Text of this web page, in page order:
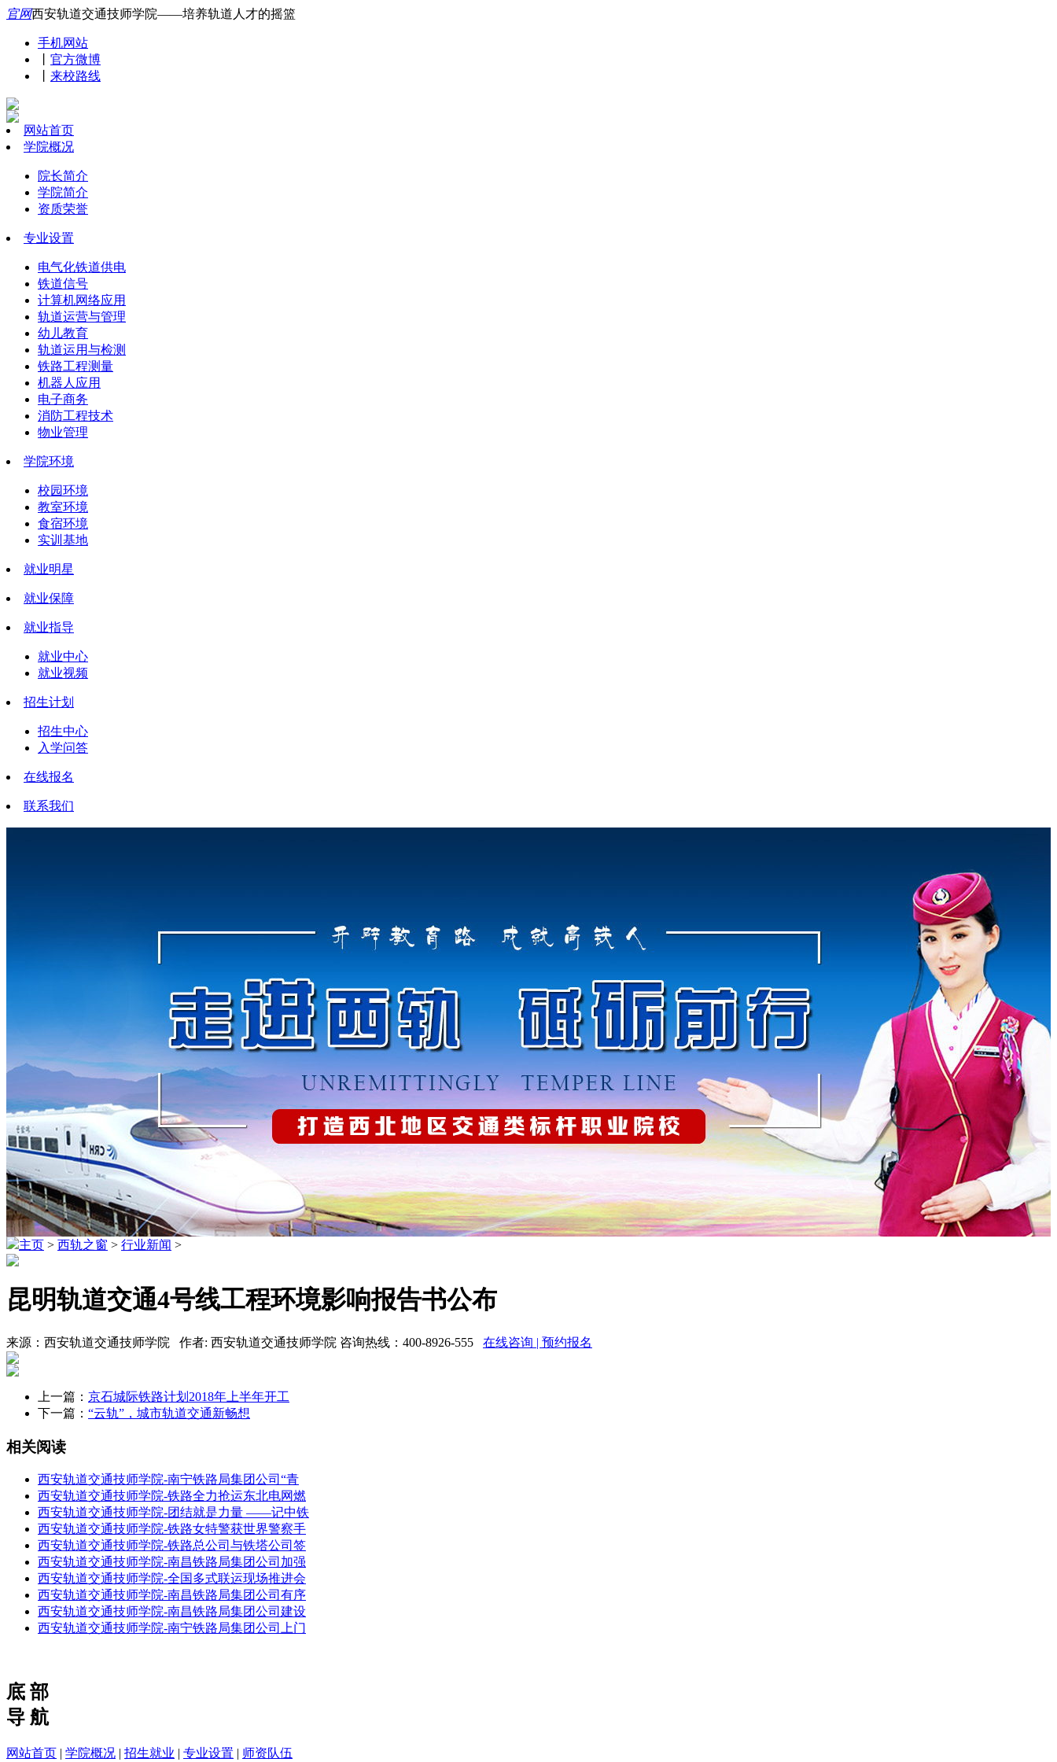
官网西安轨道交通技师学院——培养轨道人才的摇篮
手机网站
官方微博
来校路线
网站首页
学院概况
院长简介
学院简介
资质荣誉
专业设置
电气化铁道供电
铁道信号
计算机网络应用
轨道运营与管理
幼儿教育
轨道运用与检测
铁路工程测量
机器人应用
电子商务
消防工程技术
物业管理
学院环境
校园环境
教室环境
食宿环境
实训基地
就业明星
就业保障
就业指导
就业中心
就业视频
招生计划
招生中心
入学问答
在线报名
联系我们
主页 > 西轨之窗 > 行业新闻 >
昆明轨道交通4号线工程环境影响报告书公布
来源：西安轨道交通技师学院 作者: 西安轨道交通技师学院 咨询热线：400-8926-555 在线咨询 | 预约报名
上一篇： 京石城际铁路计划2018年上半年开工
下一篇： “云轨”，城市轨道交通新畅想
相关阅读
西安轨道交通技师学院-南宁铁路局集团公司“青
西安轨道交通技师学院-铁路全力抢运东北电网燃
西安轨道交通技师学院-团结就是力量 ——记中铁
西安轨道交通技师学院-铁路女特警获世界警察手
西安轨道交通技师学院-铁路总公司与铁塔公司签
西安轨道交通技师学院-南昌铁路局集团公司加强
西安轨道交通技师学院-全国多式联运现场推进会
西安轨道交通技师学院-南昌铁路局集团公司有序
西安轨道交通技师学院-南昌铁路局集团公司建设
西安轨道交通技师学院-南宁铁路局集团公司上门
底 部
导 航
网站首页 | 学院概况 | 招生就业 | 专业设置 | 师资队伍